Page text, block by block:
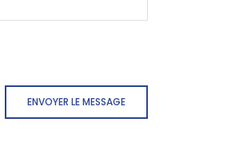
ENVOYER LE MESSAGE